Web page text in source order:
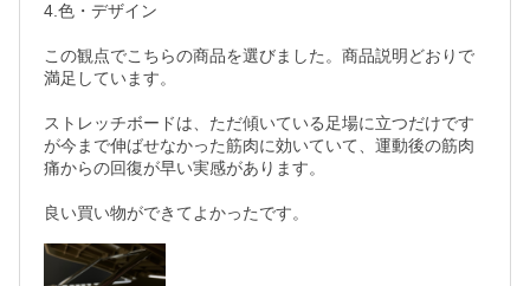
4.色・デザイン
この観点でこちらの商品を選びました。商品説明どおりで
満足しています。
ストレッチボードは、ただ傾いている足場に立つだけです
が今まで伸ばせなかった筋肉に効いていて、運動後の筋肉
痛からの回復が早い実感があります。
良い買い物ができてよかったです。